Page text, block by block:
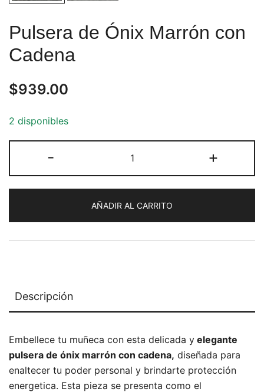
Pulsera de Ónix Marrón con
Cadena
$939.00
2 disponibles
-
de
Ónix
con
Cadena
cantidad
+
AÑADIR AL CARRITO
Descripción
Embellece tu muñeca con esta delicada y elegante
pulsera de ónix marrón con cadena, diseñada para
enaltecer tu poder personal y brindarte protección
energetica. Esta pieza se presenta como el